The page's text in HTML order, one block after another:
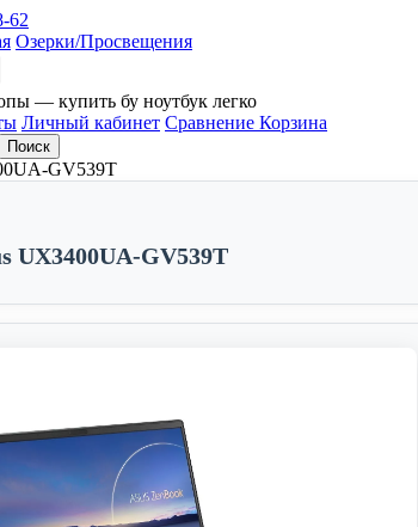
62
Озерки/Просвещения
— купить бу ноутбук легко
Личный кабинет Сравнение Корзина
Поиск
GV539T
UX3400UA-GV539T